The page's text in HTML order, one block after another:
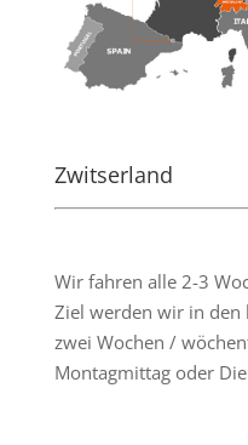
Zwitserland
Wir fahren alle 2-3
Ziel werden wir in den
zwei Wochen /
Montagmittag oder